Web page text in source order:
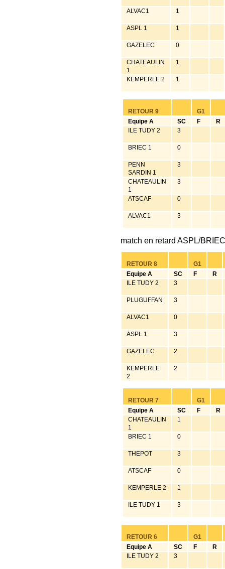
ALVAC1 1
ASPL 1 1
GAZELEC 0
CHATEAULIN
1
1
KEMPERLE 2 1
RETOUR 9
G1
Equipe A
SC F
R
ILE TUDY 2
3
BRIEC 1 0
PENN
SARDIN 1
3
CHATEAULIN
1
3
ATSCAF 0
ALVAC1 3
match en retard ASPL/
RETOUR 8
G1
Equipe A
SC F
R
ILE TUDY 2
3
PLUGUFFAN 3
ALVAC1 0
ASPL 1 3
GAZELEC 2
KEMPERLE
2
2
RETOUR 7
G1
Equipe A
SC F
R
CHATEAULIN
1
1
BRIEC 1 0
THEPOT 3
ATSCAF 0
KEMPERLE 2 1
ILE TUDY 1 3
RETOUR 6
G1
Equipe A
SC F
R
ILE TUDY 2
3